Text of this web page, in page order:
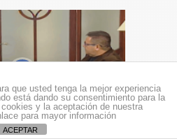
que usted tenga la mejor experiencia
está dando su consentimiento para la
y la aceptación de nuestra
para mayor información
ACEPTAR